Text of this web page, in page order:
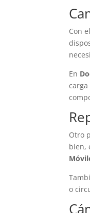
Con
En
Otro
bien,
o